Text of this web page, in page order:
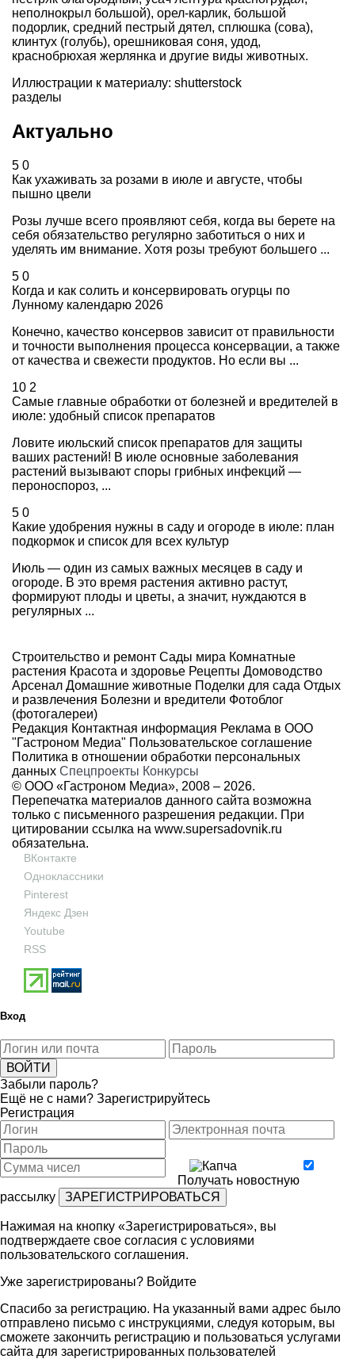
неполнокрыл большой), орел-карлик, большой
подорлик, средний пестрый дятел, сплюшка (сова),
клинтух (голубь), орешниковая соня, удод,
краснобрюхая жерлянка и другие виды животных.
Иллюстрации к материалу: shutterstock
разделы
Актуально
5 0
Как ухаживать за розами в июле и августе, чтобы
пышно цвели
Розы лучше всего проявляют себя, когда вы берете на
себя обязательство регулярно заботиться о них и
уделять им внимание. Хотя розы требуют большего ...
5 0
Когда и как солить и консервировать огурцы по
Лунному календарю 2026
Конечно, качество консервов зависит от правильности
и точности выполнения процесса консервации, а также
от качества и свежести продуктов. Но если вы ...
10 2
Самые главные обработки от болезней и вредителей в
июле: удобный список препаратов
Ловите июльский список препаратов для защиты
ваших растений! В июле основные заболевания
растений вызывают споры грибных инфекций —
пероноспороз, ...
5 0
Какие удобрения нужны в саду и огороде в июле: план
подкормок и список для всех культур
Июль — один из самых важных месяцев в саду и
огороде. В это время растения активно растут,
формируют плоды и цветы, а значит, нуждаются в
регулярных ...
Строительство и ремонт Сады мира Комнатные
растения Красота и здоровье Рецепты Домоводство
Арсенал Домашние животные Поделки для сада Отдых
и развлечения Болезни и вредители Фотоблог
(фотогалереи)
Редакция Контактная информация Реклама в ООО
"Гастроном Медиа" Пользовательское соглашение
Политика в отношении обработки персональных
данных Спецпроекты Конкурсы
© ООО «Гастроном Медиа», 2008 – 2026.
Перепечатка материалов данного сайта возможна
только с письменного разрешения редакции. При
цитировании ссылка на www.supersadovnik.ru
обязательна.
ВКонтакте
Одноклассники
Pinterest
Яндекс Дзен
Youtube
RSS
Вход
Забыли пароль?
Ещё не с нами? Зарегистрируйтесь
Регистрация
Получать новостную
рассылку
Нажимая на кнопку «Зарегистрироваться», вы
подтверждаете свое согласия с условиями
пользовательского соглашения.
Уже зарегистрированы? Войдите
Спасибо за регистрацию. На указанный вами адрес было
отправлено письмо с инструкциями, следуя которым, вы
сможете закончить регистрацию и пользоваться услугами
сайта для зарегистрированных пользователей